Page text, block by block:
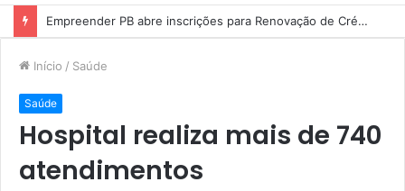
Empreender PB abre inscrições para Renovação de Crédito
Início / Saúde
Saúde
Hospital realiza mais de 740
atendimentos